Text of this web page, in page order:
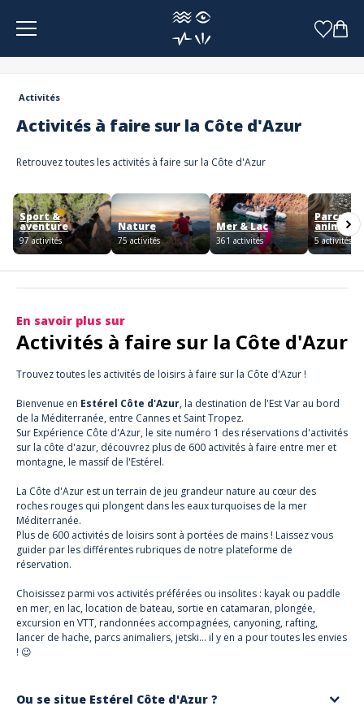
Panneau de gestion des cookies
Activités
Activités à faire sur la Côte d'Azur
Retrouvez toutes les activités à faire sur la Côte d'Azur
Sport &
aventure
97 activités
Nature
75 activités
Mer & Lac
361 activités
Parcs &
animaux
5 activités
En savoir plus sur
Activités à faire sur la Côte d'Azur
Trouvez toutes les activités de loisirs à faire sur la Côte d'Azur !
Bienvenue en Estérel Côte d'Azur, la destination de l'Est Var au bord
de la Méditerranée, entre Cannes et Saint Tropez.
Sur Expérience Côte d'Azur, le site numéro 1 des réservations d'activités
sur la côte d'azur, découvrez plus de 600 activités à faire entre mer et
montagne, le massif de l'Estérel.
La Côte d'Azur est un terrain de jeu grandeur nature au cœur des
roches rouges qui plongent dans les eaux turquoises de la mer
Méditerranée.
Plus de 600 activités de loisirs sont à portées de mains ! Laissez vous
guider par les différentes rubriques de notre plateforme de
réservation.
Choisissez parmi vos activités préférées ou insolites : kayak ou paddle
en mer, en lac, location de bateau, sortie en catamaran, plongée,
excursion en VTT, randonnées accompagnées, canyoning, rafting,
lancer de hache, parcs animaliers, jetski… il y en a pour toutes les envies
! 😉
Ou se situe Estérel Côte d'Azur ?